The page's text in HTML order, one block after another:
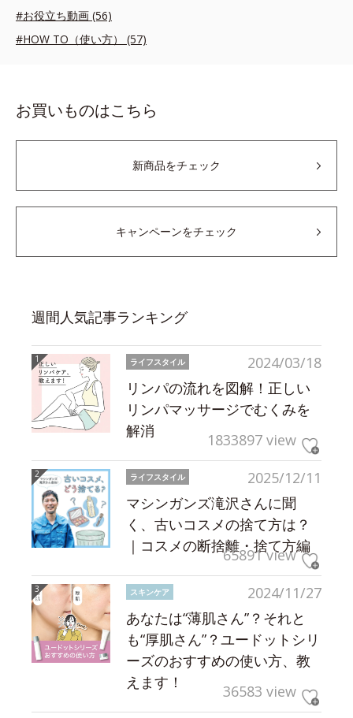
#お役立ち動画 (56)
#HOW TO（使い方） (57)
お買いものはこちら
新商品をチェック
キャンペーンをチェック
週間人気記事ランキング
2024/03/18
ライフスタイル
リンパの流れを図解！正しい
リンパマッサージでむくみを
解消
1833897 view
2025/12/11
ライフスタイル
マシンガンズ滝沢さんに聞
く、古いコスメの捨て方は？
｜コスメの断捨離・捨て方編
65891 view
2024/11/27
スキンケア
あなたは“薄肌さん”？それと
も“厚肌さん”？ユードットシリ
ーズのおすすめの使い方、教
えます！
36583 view